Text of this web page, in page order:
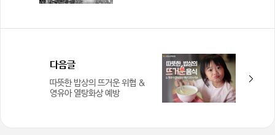
다음글
따뜻한 밥상의 뜨거운 위협 &
영유아 열탕화상 예방